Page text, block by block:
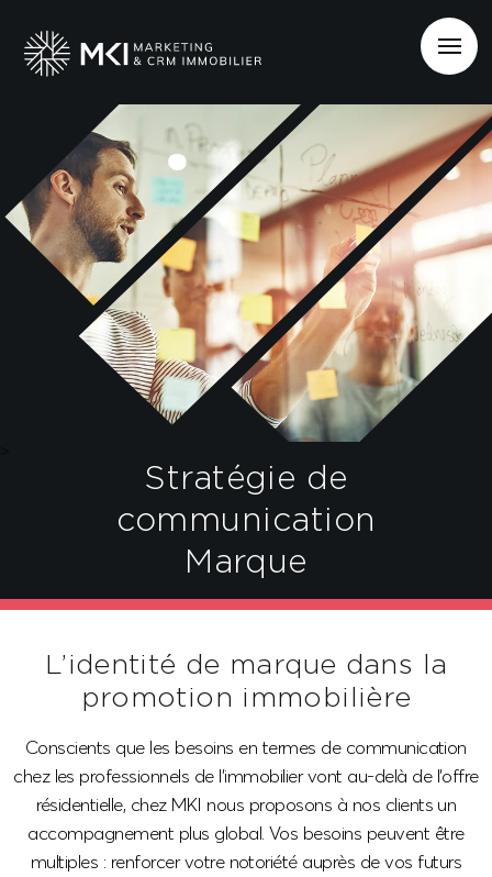
Stratégie de
communication
Marque
L’identité de marque dans la
promotion immobilière
Conscients que les besoins en termes de communication
chez les professionnels de l’immobilier vont au-delà de l’offre
résidentielle, chez MKI nous proposons à nos clients un
accompagnement plus global. Vos besoins peuvent être
multiples : renforcer votre notoriété auprès de vos futurs